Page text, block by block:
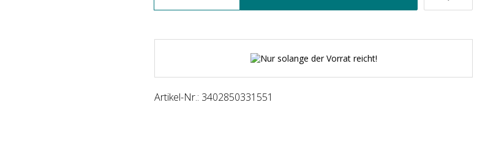
Nur solange der Vorrat reicht!
Artikel-Nr.: 3402850331551